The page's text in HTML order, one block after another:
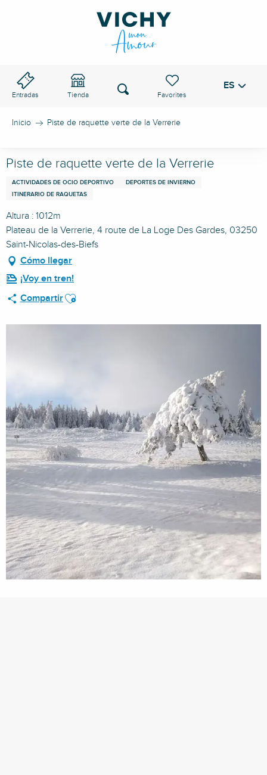
Entradas Tienda
Voir les favoris
Buscar ES
Inicio Piste de raquette verte de la Verrerie
Piste de raquette verte de la Verrerie
ACTIVIDADES DE OCIO DEPORTIVO
DEPORTES DE INVIERNO
ITINERARIO DE RAQUETAS
Altura : 1012m
Plateau de la Verrerie, 4 route de La Loge Des Gardes, 03250
Saint-Nicolas-des-Biefs
Cómo llegar
¡Voy en tren!
CompartirAjouter aux favoris